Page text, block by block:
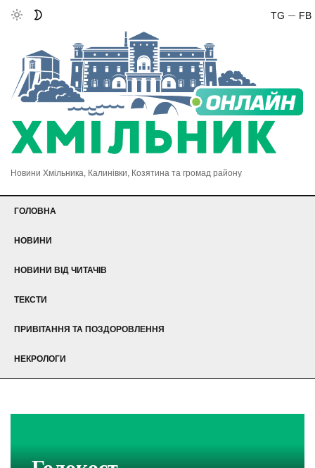
FB
TG
Новини Хмільника, Калинівки, Козятина та громад району
ГОЛОВНА
НОВИНИ
НОВИНИ ВІД ЧИТАЧІВ
ТЕКСТИ
ПРИВІТАННЯ ТА ПОЗДОРОВЛЕННЯ
НЕКРОЛОГИ